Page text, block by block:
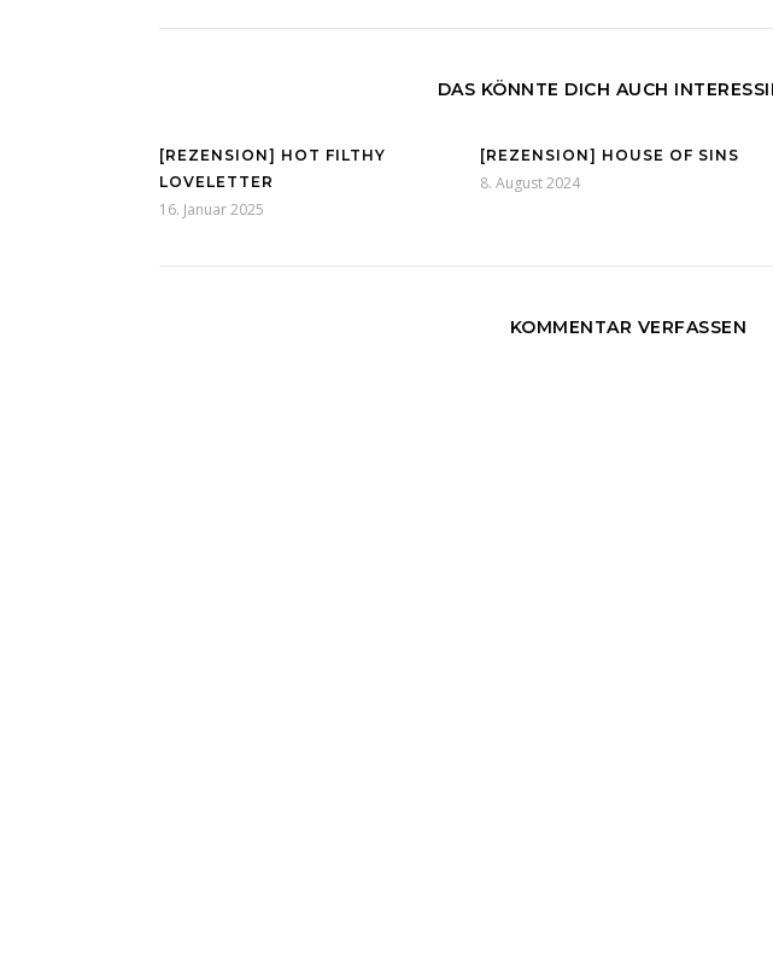
DAS KÖNNTE DICH AUCH
[REZENSION] HOT FILTHY
LOVELETTER
16. Januar 2025
[REZENSION] HOUSE OF SINS
8. August 2024
KOMMENTAR VERFASSEN